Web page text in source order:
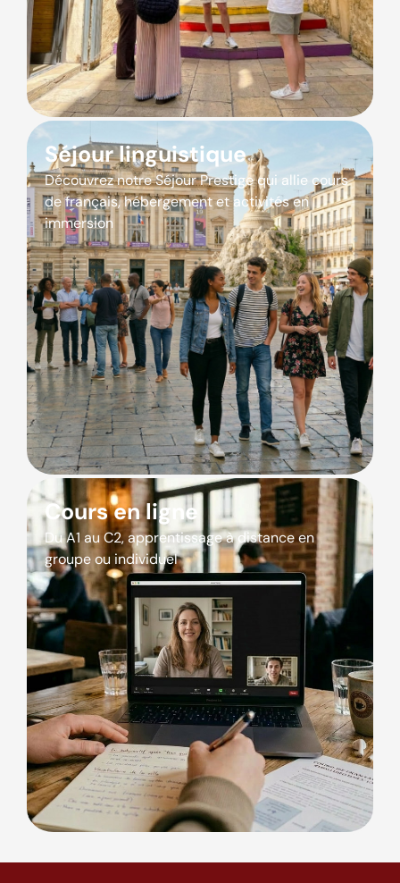
Séjour linguistique
Découvrez notre Séjour Prestige qui allie cours
de français, hébergement et activités en
immersion
Cours en ligne
Du A1 au C2, apprentissage à distance en
groupe ou individuel